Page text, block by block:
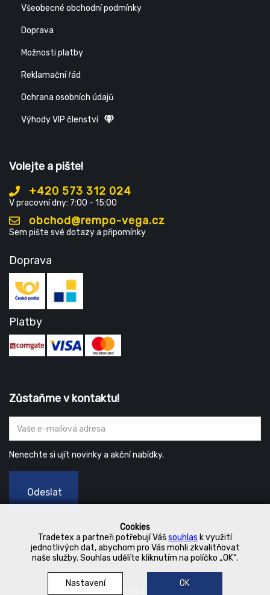
Cookies
Tradetex a partneři potřebují Vášsouhlas k využití
jednotlivých dat, abychom pro Vás mohli zkvalitňovat
naše služby. Souhlas udělíte kliknutím na políčko „OK“.
Nastavení OK
Všeobecné obchodní podmínky
Doprava
Možnosti platby
Reklamační řád
Ochrana osobních údajů
Výhody VIP členství
Volejte a pište!
+420 573 312 024
V pracovní dny: 7:00 - 15:00
obchod@rempo-vega.cz
Sem pište své dotazy a připomínky
Doprava
Platby
Zůstaňme v kontaktu!
Nenechte si ujít novinky a akční nabídky.
Odeslat